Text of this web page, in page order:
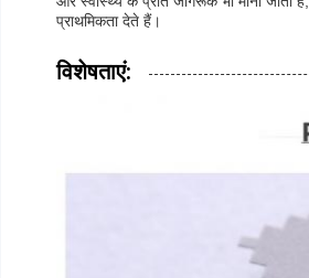
प्राथमिकता देते हैं।
विशेषताएं: